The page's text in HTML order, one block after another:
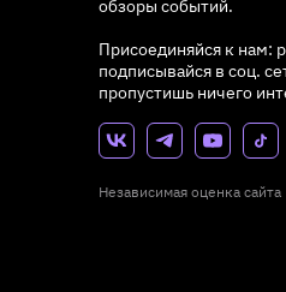
обзоры событий.
Присоединяйся к нам:
подписывайся в соц.
пропустишь ничего
Независимая оценка сайта